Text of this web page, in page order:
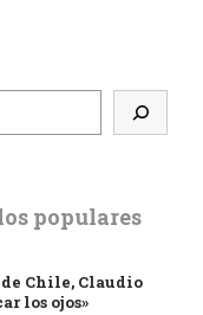
populares
Chile, Claudio
los ojos»